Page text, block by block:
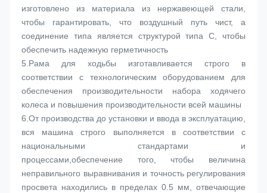
изготовлено из материала из нержавеющей стали,
чтобы гарантировать, что воздушный путь чист, а
соединение типа является структурой типа C, чтобы
обеспечить надежную герметичность
5. Рама для ходьбы изготавливается строго в
соответствии с технологическим оборудованием для
обеспечения производительности набора ходячего
колеса и повышения производительности всей машины
6. От производства до установки и ввода в эксплуатацию,
вся машина строго выполняется в соответствии с
национальными стандартами и
процессами,обеспечение того, чтобы величина
неправильного выравнивания и точность регулирования
просвета находились в пределах 0.5 мм, отвечающие